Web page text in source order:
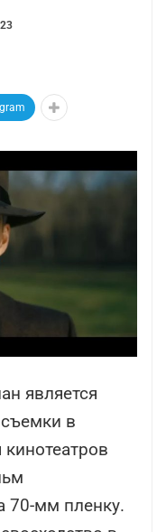
является
в
70-мм пленку.